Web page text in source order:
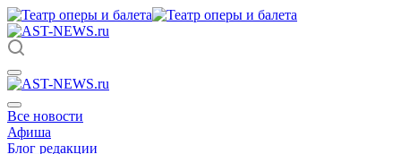
Все новости
Афиша
Блог редакции